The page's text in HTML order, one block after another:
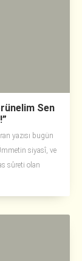
Sen
yazısı bugün
siyasî, ve
sûreti olan